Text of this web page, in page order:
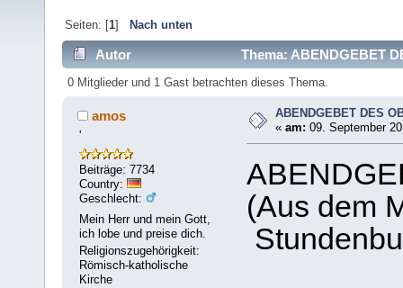
Seiten: [1] Nach unten
Autor Thema: ABENDGEBET
0 Mitglieder und 1 Gast betrachten dieses Thema.
amos
'
Beiträge: 7734
Country:
Geschlecht:
Mein Herr und mein Gott,
ich lobe und preise dich.
Religionszugehörigkeit:
Römisch-katholische
Kirche
ABENDGEBET DES
«am: 09. September
(Aus dem